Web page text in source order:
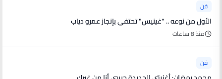
فن
الأول من نوعه .. "غينيس" تحتفي بإنجاز عمرو دياب
منذ 8 ساعات
فن